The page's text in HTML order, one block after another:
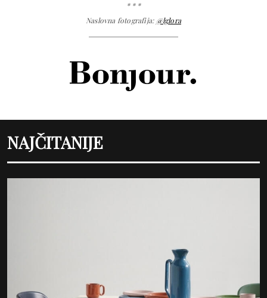
* * *
Naslovna fotografija:@lglora
NAJČITANIJE